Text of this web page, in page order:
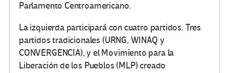
Parlamento Centroamericano.
La izquierda participará con cuatro partidos. Tres
partidos tradicionales (URNG, WINAQ y
CONVERGENCIA), y el Movimiento para la
Liberación de los Pueblos (MLP) creado